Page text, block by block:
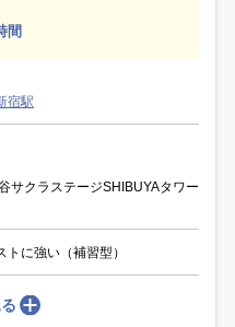
間
宿駅
サクラステージSHIBUYAタワー
に強い（補習型）